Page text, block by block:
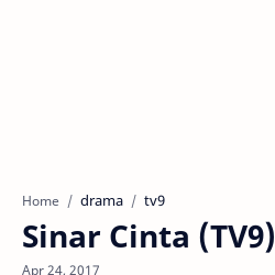
Home drama tv9
Sinar Cinta (TV9)